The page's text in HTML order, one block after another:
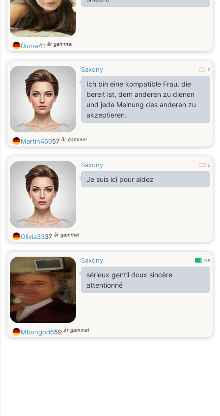
Dione41 år gammel
Saxony 0
Ich bin eine kompatible Frau, die
bereit ist, dem anderen zu dienen
und jede Meinung des anderen zu
akzeptieren.
Martin46057 år gammel
Saxony 0
Je suis ici pour aidez
Olivia3337 år gammel
Saxony 0.8
sérieux gentil doux sincère
attentionné
Mbongod659 år gammel